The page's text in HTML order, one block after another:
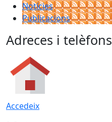
Notícies
Publicacions
Adreces i telèfons
Accedeix